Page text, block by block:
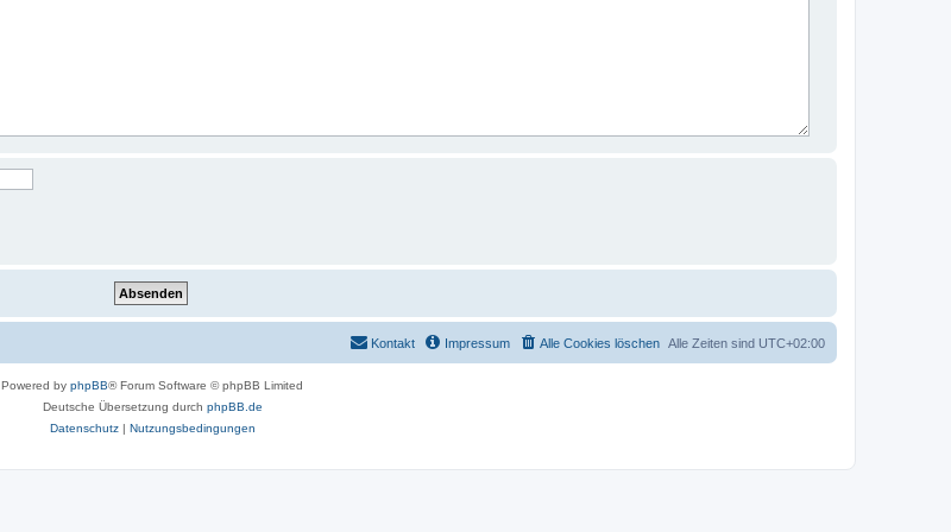
Alle Zeiten sind UTC+02:00
Alle Cookies löschen
Impressum
Kontakt
Powered by phpBB® Forum Software © phpBB Limited
Deutsche Übersetzung durch phpBB.de
Datenschutz| Nutzungsbedingungen